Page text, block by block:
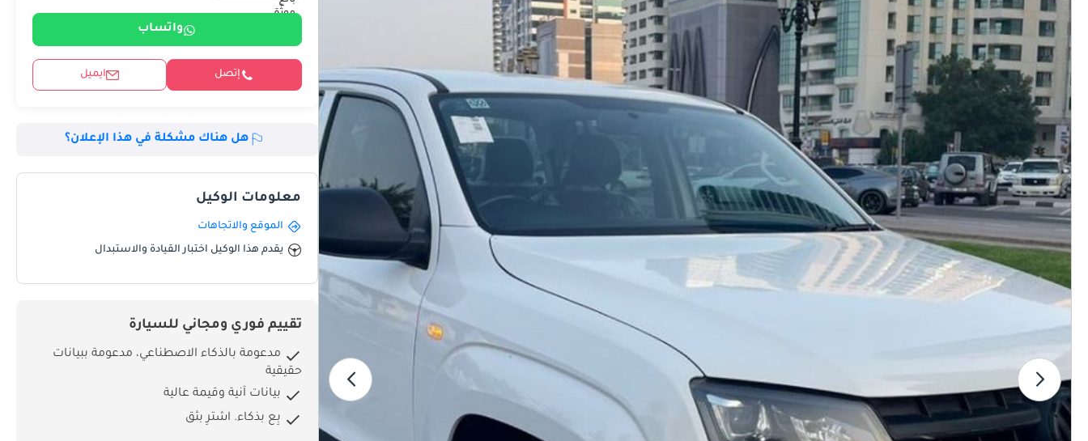
واتساب
إتصل ايميل
هل هناك مشكلة في هذا الإعلان؟
معلومات الوكيل
الموقع والاتجاهات
يقدم هذا الوكيل اختبار القيادة والاستبدال
تقييم فوري ومجاني للسيارة
مدعومة بالذكاء الاصطناعي، مدعومة ببيانات
حقيقية
بيانات آنية وقيمة عالية
بِع بذكاء. اشترِ بثق